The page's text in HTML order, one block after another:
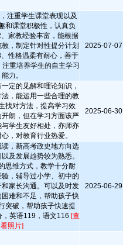
注重学生课堂表现以及
和课堂积极性，认真负
家教经验丰富，能根据
，制定针对性提分计划
性格温柔有耐心，善于
重培养学生的自主学习
能力。
2025-07-07
定的见解和理论知识，
，能运用一些合理的教
找对方法，提高学习效
朗，但在学习方面该严
学生友好相处，亦师亦
，对教育行业热爱。
2025-06-30
，新高考政史地方向选
及发展趋势较为熟悉。
思维方式，教学十分耐
，辅导过小学、初中的
家长沟通。可以及时发
难和不足，帮助孩子快
突破，帮助孩子快速提
英语119，语文116 [查
看照片]
2025-06-29